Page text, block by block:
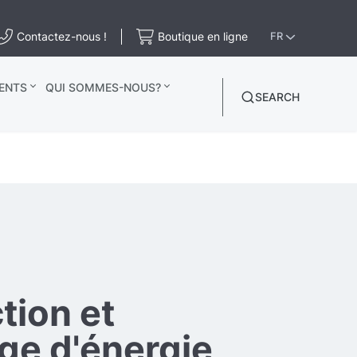
Contactez-nous ! Boutique en ligne FR
QUI SOMMES-NOUS?
SEARCH
et